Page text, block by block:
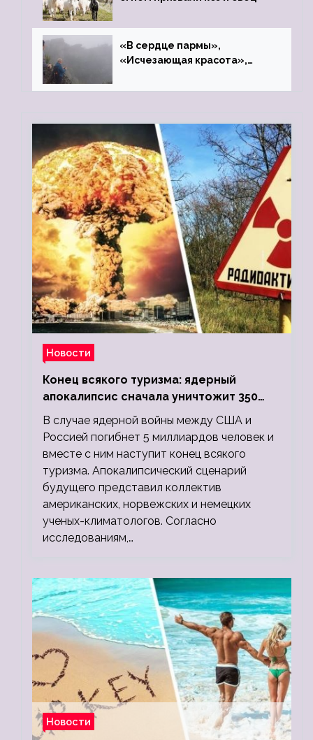
«В сердце пармы»,
«Исчезающая красота»,
Новости
Конец всякого туризма: ядерный
апокалипсис сначала уничтожит 350
миллионов, а потом 5 миллиардов
людей
В случае ядерной войны между США и
Россией погибнет 5 миллиардов человек и
вместе с ним наступит конец всякого
туризма. Апокалипсический сценарий
будущего представил коллектив
американских, норвежских и немецких
ученых-климатологов. Согласно
исследованиям,…
Новости